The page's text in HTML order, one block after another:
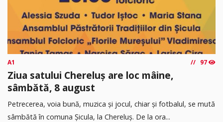
A1 97
Ziua satului Chereluș are loc mâine,
sâmbătă, 8 august
Petrecerea, voia bună, muzica și jocul, chiar și fotbalul, se mută
sâmbătă în comuna Șicula, la Chereluș. De la ora...